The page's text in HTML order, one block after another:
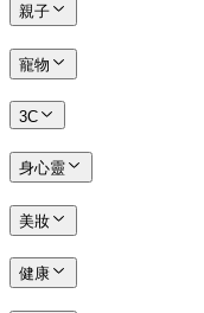
親子
寵物
3C
身心靈
美妝
健康